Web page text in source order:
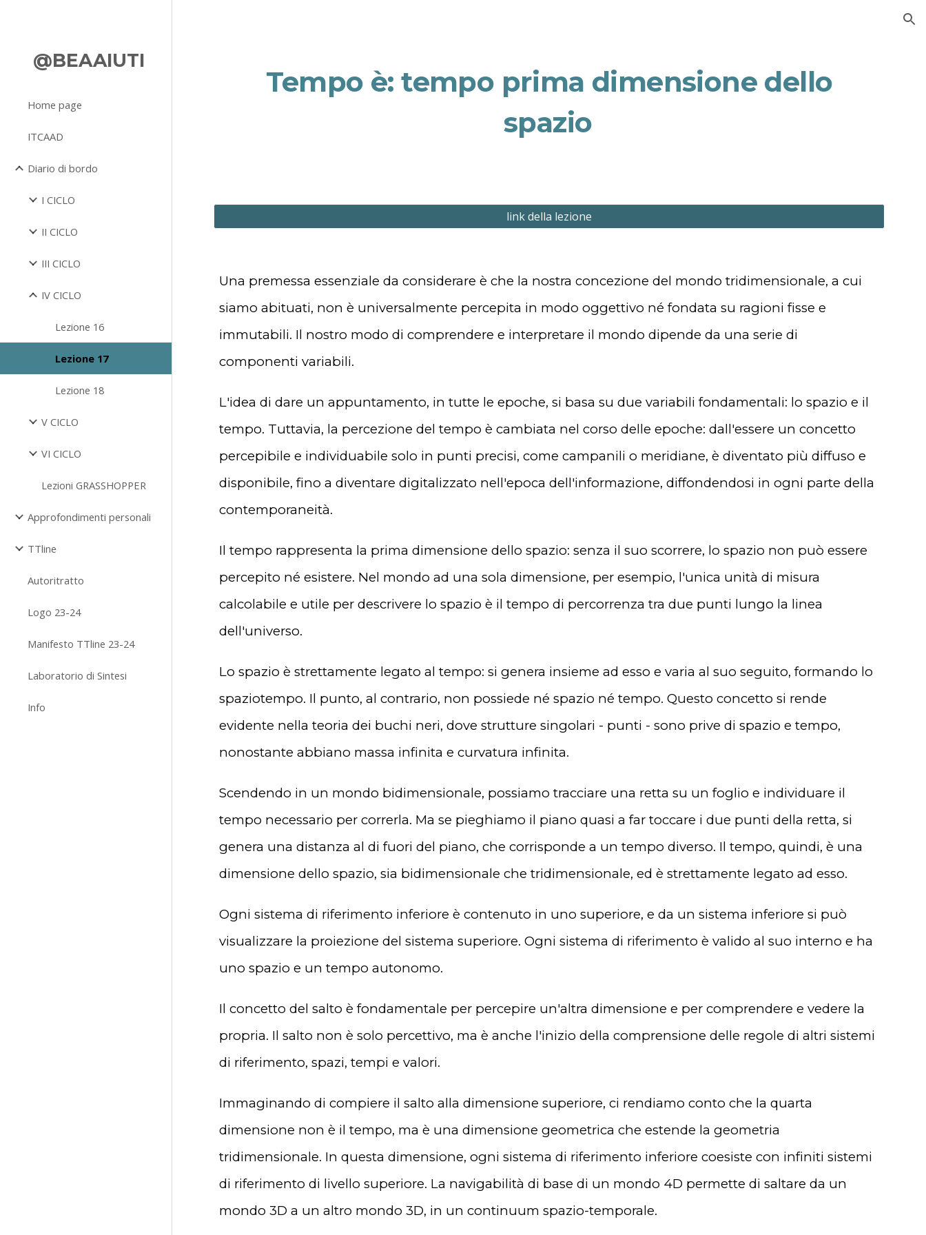
@BEAAIUTI
Home page
ITCAAD
Diario di bordo
I CICLO
II CICLO
III CICLO
IV CICLO
Lezione 16
Lezione 17
Lezione 18
V CICLO
VI CICLO
Lezioni GRASSHOPPER
Approfondimenti personali
TTline
Autoritratto
Logo 23-24
Manifesto TTline 23-24
Laboratorio di Sintesi
Info
Tempo è: tempo prima dimensione dello
spazio
link della lezione
Una premessa essenziale da considerare è che la nostra concezione del mondo tridimensionale, a cui
siamo abituati, non è universalmente percepita in modo oggettivo né fondata su ragioni fisse e
immutabili. Il nostro modo di comprendere e interpretare il mondo dipende da una serie di
componenti variabili.
L'idea di dare un appuntamento, in tutte le epoche, si basa su due variabili fondamentali: lo spazio e il
tempo. Tuttavia, la percezione del tempo è cambiata nel corso delle epoche: dall'essere un concetto
percepibile e individuabile solo in punti precisi, come campanili o meridiane, è diventato più diffuso e
disponibile, fino a diventare digitalizzato nell'epoca dell'informazione, diffondendosi in ogni parte della
contemporaneità.
Il tempo rappresenta la prima dimensione dello spazio: senza il suo scorrere, lo spazio non può essere
percepito né esistere. Nel mondo ad una sola dimensione, per esempio, l'unica unità di misura
calcolabile e utile per descrivere lo spazio è il tempo di percorrenza tra due punti lungo la linea
dell'universo.
Lo spazio è strettamente legato al tempo: si genera insieme ad esso e varia al suo seguito, formando lo
spaziotempo. Il punto, al contrario, non possiede né spazio né tempo. Questo concetto si rende
evidente nella teoria dei buchi neri, dove strutture singolari - punti - sono prive di spazio e tempo,
nonostante abbiano massa infinita e curvatura infinita.
Scendendo in un mondo bidimensionale, possiamo tracciare una retta su un foglio e individuare il
tempo necessario per correrla. Ma se pieghiamo il piano quasi a far toccare i due punti della retta, si
genera una distanza al di fuori del piano, che corrisponde a un tempo diverso. Il tempo, quindi, è una
dimensione dello spazio, sia bidimensionale che tridimensionale, ed è strettamente legato ad esso.
Ogni sistema di riferimento inferiore è contenuto in uno superiore, e da un sistema inferiore si può
visualizzare la proiezione del sistema superiore. Ogni sistema di riferimento è valido al suo interno e ha
uno spazio e un tempo autonomo.
Il concetto del salto è fondamentale per percepire un'altra dimensione e per comprendere e vedere la
propria. Il salto non è solo percettivo, ma è anche l'inizio della comprensione delle regole di altri sistemi
di riferimento, spazi, tempi e valori.
Immaginando di compiere il salto alla dimensione superiore, ci rendiamo conto che la quarta
dimensione non è il tempo, ma è una dimensione geometrica che estende la geometria
tridimensionale. In questa dimensione, ogni sistema di riferimento inferiore coesiste con infiniti sistemi
di riferimento di livello superiore. La navigabilità di base di un mondo 4D permette di saltare da un
mondo 3D a un altro mondo 3D, in un continuum spazio-temporale.